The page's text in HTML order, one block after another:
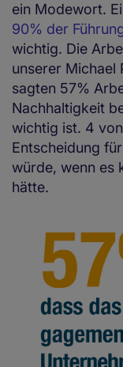
ein Modewort.
90% der
wichtig. Die
unserer Michael
sagten 57%
Nachhaltigkeit
wichtig ist. 4
Entscheidung
würde, wenn es
hätte.